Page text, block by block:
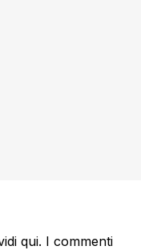
qui. I commenti